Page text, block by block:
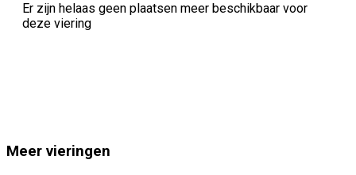
Er zijn helaas geen plaatsen meer beschikbaar voor
deze viering
Meer vieringen